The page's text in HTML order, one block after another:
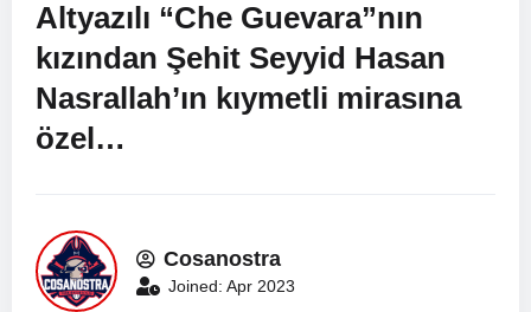
Altyazılı “Che Guevara”nın
kızından Şehit Seyyid Hasan
Nasrallah’ın kıymetli mirasına
özel…
Cosanostra
Joined: Apr 2023